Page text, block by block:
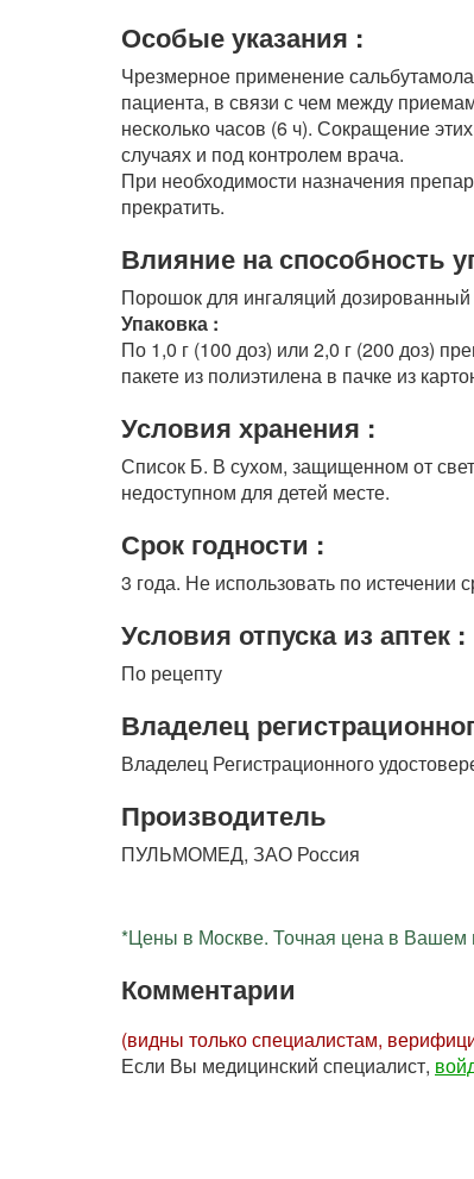
Особые указания :
Чрезмерное применение
пациента, в связи с чем между
несколько часов (6 ч). Сокращение
случаях и под контролем врача.
При необходимости назначения
прекратить.
Влияние на способность
Порошок для ингаляций
Упаковка :
По 1,0 г (100 доз) или 2,0 г (200 доз)
пакете из полиэтилена в пачке из
Условия хранения :
Список Б. В сухом, защищенном от
недоступном для детей месте.
Срок годности :
3 года. Не использовать по истечении
Условия отпуска из аптек :
По рецепту
Владелец
Владелец Регистрационного
Производитель
ПУЛЬМОМЕД, ЗАО Россия
*Цены в Москве. Точная цена в Вашем
Комментарии
(видны только специалистам,
Если Вы медицинский специалист,